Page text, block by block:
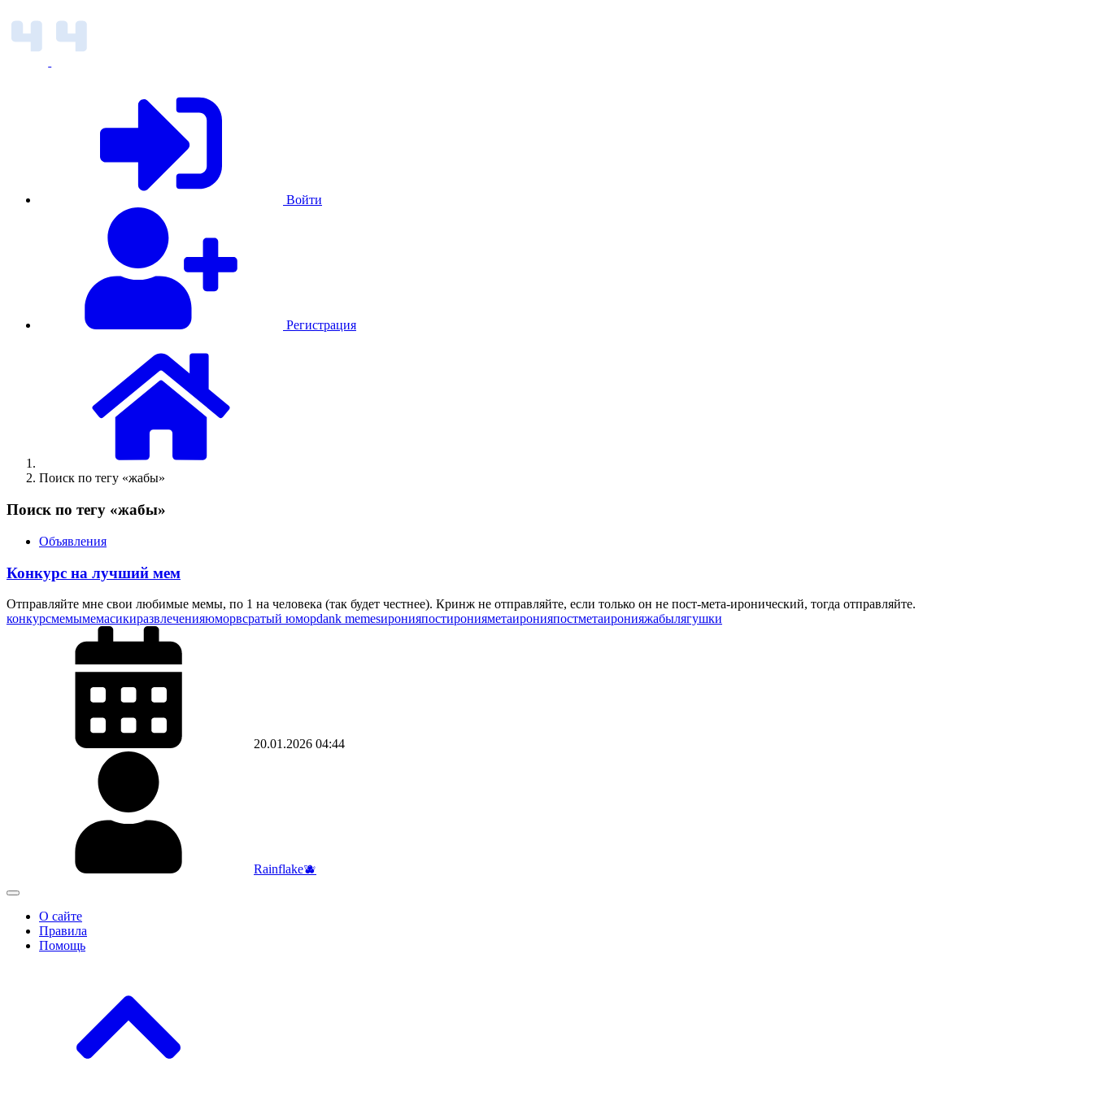
Войти
Регистрация
Поиск по тегу «жабы»
Поиск по тегу «жабы»
Объявления
Конкурс на лучший мем
Отправляйте мне свои любимые мемы, по 1 на человека (так будет честнее). Кринж не отправляйте, если только он не пост-мета-иронический, тогда отправляйте.
конкурсмемымемасикиразвлеченияюморвсратый юморdank memesиронияпостиронияметаиронияпостметаиронияжабылягушки
20.01.2026 04:44
Rainflake🫐
О сайте
Правила
Помощь